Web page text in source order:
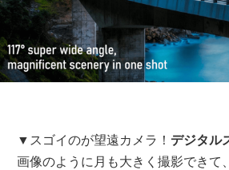
▼スゴイのが望遠カメラ！ デジタル
画像のように月も大きく撮影できて